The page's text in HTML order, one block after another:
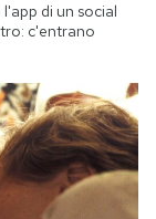
di un social
c'entrano